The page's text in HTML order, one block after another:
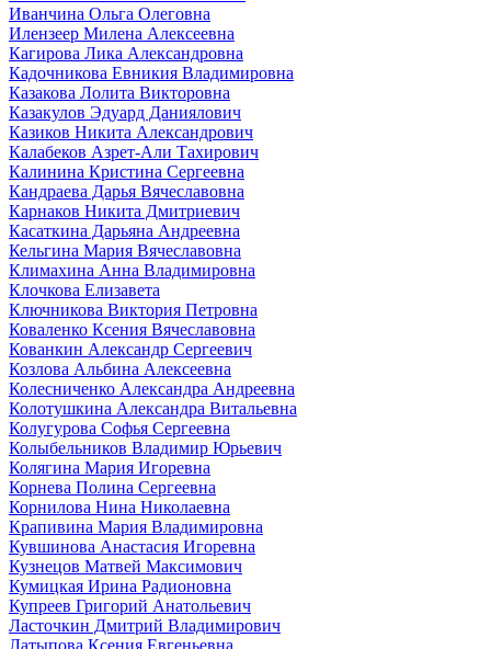
Иванчина Ольга Олеговна
Илензеер Милена Алексеевна
Кагирова Лика Александровна
Кадочникова Евникия Владимировна
Казакова Лолита Викторовна
Казакулов Эдуард Даниялович
Казиков Никита Александрович
Калабеков Азрет-Али Тахирович
Калинина Кристина Сергеевна
Кандраева Дарья Вячеславовна
Карнаков Никита Дмитриевич
Касаткина Дарьяна Андреевна
Кельгина Мария Вячеславовна
Климахина Анна Владимировна
Клочкова Елизавета
Ключникова Виктория Петровна
Коваленко Ксения Вячеславовна
Кованкин Александр Сергеевич
Козлова Альбина Алексеевна
Колесниченко Александра Андреевна
Колотушкина Александра Витальевна
Колугурова Софья Сергеевна
Колыбельников Владимир Юрьевич
Колягина Мария Игоревна
Корнева Полина Сергеевна
Корнилова Нина Николаевна
Крапивина Мария Владимировна
Кувшинова Анастасия Игоревна
Кузнецов Матвей Максимович
Кумицкая Ирина Радионовна
Купреев Григорий Анатольевич
Ласточкин Дмитрий Владимирович